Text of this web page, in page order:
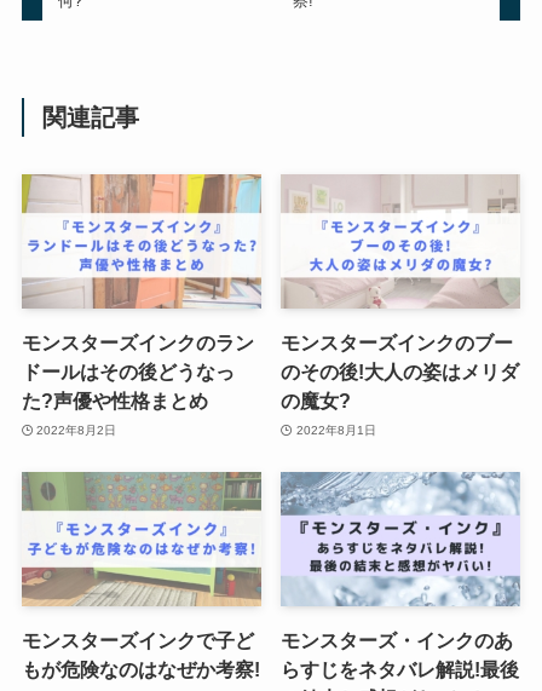
関連記事
モンスターズインクのラン
ドールはその後どうなっ
た?声優や性格まとめ
2022年8月2日
モンスターズインクのブー
のその後!大人の姿はメリダ
の魔女?
2022年8月1日
モンスターズインクで子ど
もが危険なのはなぜか考察!
モンスターズ・インクのあ
らすじをネタバレ解説!最後